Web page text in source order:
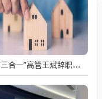
泸天化“三合一”高管王斌辞职：高管变动叠加财务、业绩双重压力，公司进入阶段性调整期